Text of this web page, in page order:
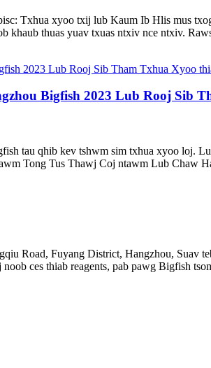
Txhua xyoo txij lub Kaum Ib Hlis mus
khaub thuas yuav txuas ntxiv nce ntxiv.
Bigfish 2023 Lub Rooj Sib
tau qhib kev tshwm sim txhua xyoo loj.
Tong Tus Thawj Coj ntawm Lub Chaw
Road, Fuyang District, Hangzhou, Suav
ces thiab reagents, pab pawg Bigfish